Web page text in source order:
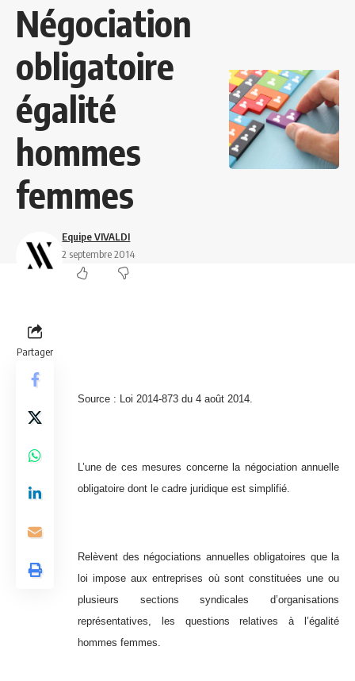
Négociation
obligatoire
égalité
hommes
femmes
Equipe VIVALDI
2 septembre 2014
Partager
Source : Loi 2014-873 du 4 août 2014.
L’une de ces mesures concerne la négociation annuelle
obligatoire dont le cadre juridique est simplifié.
Relèvent des négociations annuelles obligatoires que la
loi impose aux entreprises où sont constituées une ou
plusieurs sections syndicales d’organisations
représentatives, les questions relatives à l’égalité
hommes femmes.